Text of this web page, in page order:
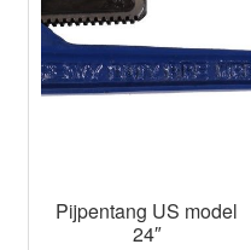
Pijpentang US model
24″